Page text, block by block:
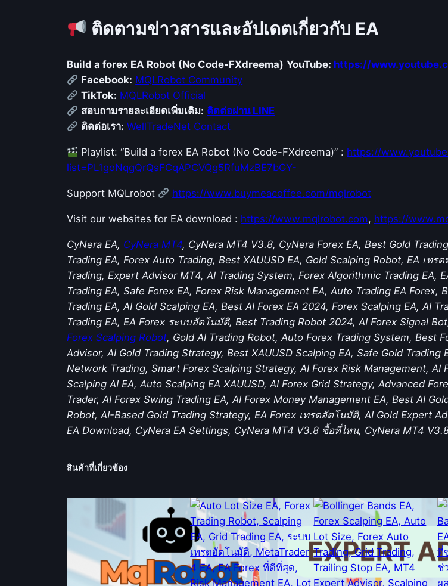
ติดตามข่าวสารและอัปเดตเกี่ยวกับ EA
Build a forex EA Robot (No Code-FXdreema) YouTube: https://
Facebook: MQLRobot Community
TikTok: MQLRobot Official
สอบถามรายละเอียดเพิ่มเติม: ติดต่อผ่าน LINE
ติดต่อเรา: WellTradeNet Contact
Playlist: “Build a forex EA Robot (No Code-FXdreema)” : https://
list=PL1goNqgQrQsFCqAPCVQg5RfuMzBE7bGY-
Support MQLrobot https://www.buymeacoffee.com/mqlrobot
Visit our websites for EA download : https://www.mqlrobot.com, https://
CyNera EA, CyNera MT4, CyNera MT4 V3.8, CyNera Forex EA, Best Gold
Trading EA, Forex Auto Trading, Best XAUUSD EA, Gold Scalping Robot, EA เทร
Trading, Expert Advisor MT4, AI Trading System, Forex Algorithmic Trading EA,
Trading EA, Safe Forex EA, Forex Risk Management EA, Auto Trading EA
Trading EA, AI Gold Scalping EA, Best AI Forex EA 2024, Forex Scalping EA, AI
Trading EA, EA Forex ระบบอัตโนมัติ, Best Trading Robot 2024, AI Forex Signal
Forex Scalping Robot, Gold AI Trading Robot, Auto Forex Trading System, Best
Advisor, AI Gold Trading Strategy, Best XAUUSD Scalping EA, Safe Gold
Network Trading, Smart Forex Scalping Strategy, AI Forex Risk Management, AI
Scalping AI EA, Auto Scalping EA XAUUSD, AI Forex Grid Strategy, Advanced
Trader, AI Forex Swing Trading EA, AI Forex Money Management EA, Best AI
Robot, AI-Based Gold Trading Strategy, EA Forex เทรดอัตโนมัติ, AI Gold Expert
EA Download, CyNera EA Settings, CyNera MT4 V3.8 ซื้อที่ไหน, CyNera MT4
สินค้าที่เกี่ยวข้อง